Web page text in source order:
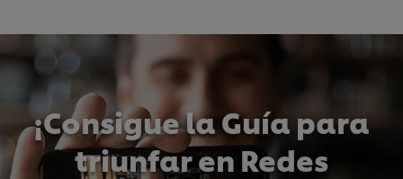
¡Consigue la Guía para
triunfar en Redes